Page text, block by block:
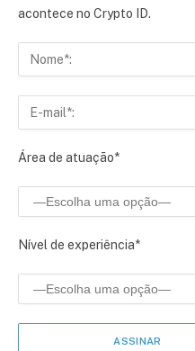
acontece no Crypto ID.
Área de atuação*
Nível de experiência*